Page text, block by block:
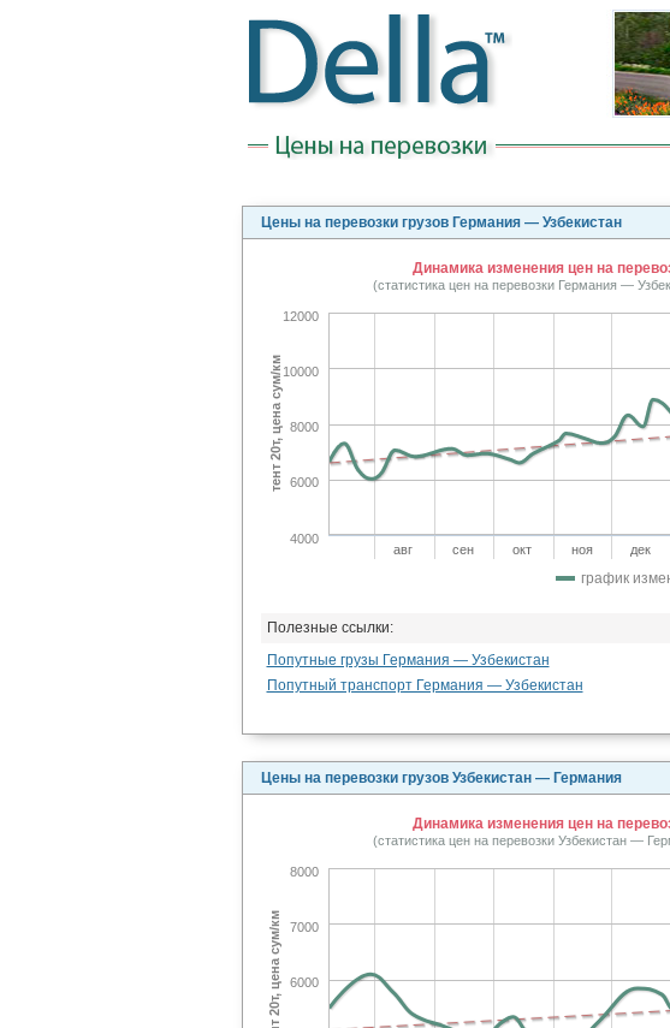
Цены на перевозки грузов Германия — Узбекистан
Динамика изменения цен на
(статистика цен на перевозки Германия —
график
авг сен окт ноя дек
4000
6000
8000
10000
12000
тент 20т, цена сум/км
Полезные ссылки:
Попутные грузы Германия — Узбекистан
Попутный транспорт Германия — Узбекистан
Цены на перевозки грузов Узбекистан — Германия
Динамика изменения цен на
(статистика цен на перевозки Узбекистан —
6000
7000
8000
тент 20т, цена сум/км